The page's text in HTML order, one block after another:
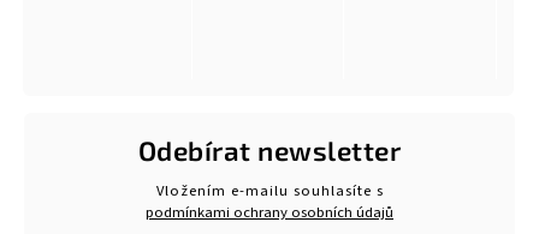
Odebírat newsletter
Vložením e-mailu souhlasíte s
podmínkami ochrany osobních údajů